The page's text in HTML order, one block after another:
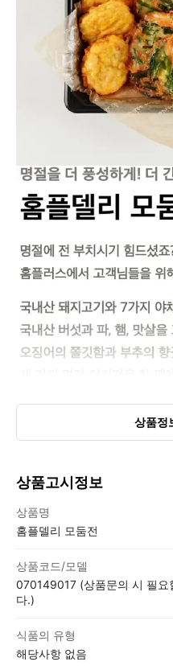
상품정
상품고시정보
상품명
홈플델리 모둠전
상품코드/모델
070149017 (상품문의 시 필요
다.)
식품의 유형
해당사항 없음